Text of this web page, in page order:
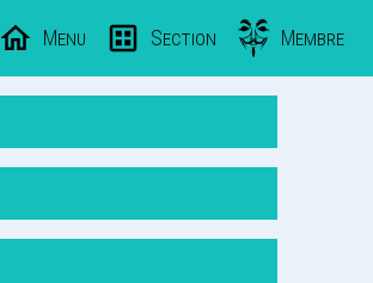
Menu Section Membre